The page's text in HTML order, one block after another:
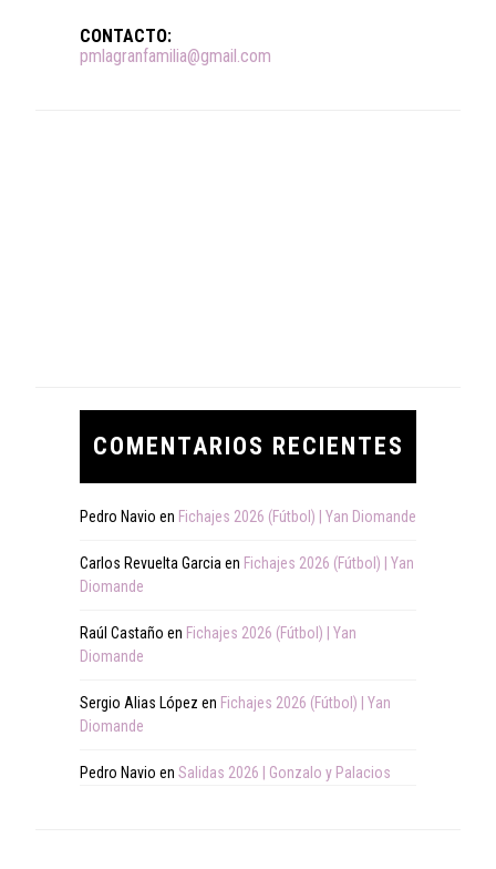
CONTACTO:
pmlagranfamilia@gmail.com
COMENTARIOS RECIENTES
Pedro Navio en Fichajes 2026 (Fútbol) | Yan Diomande
Carlos Revuelta Garcia en Fichajes 2026 (Fútbol) | Yan
Diomande
Raúl Castaño en Fichajes 2026 (Fútbol) | Yan
Diomande
Sergio Alias López en Fichajes 2026 (Fútbol) | Yan
Diomande
Pedro Navio en Salidas 2026 | Gonzalo y Palacios